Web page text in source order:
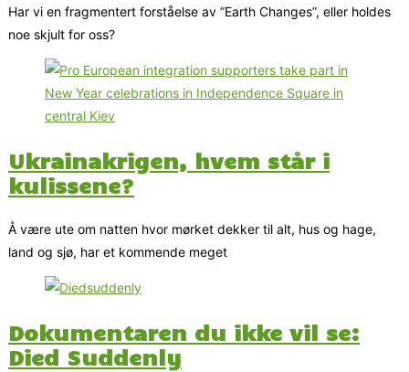
Har vi en fragmentert forståelse av ”Earth Changes”, eller holdes
noe skjult for oss?
Ukrainakrigen, hvem står i
kulissene?
Å være ute om natten hvor mørket dekker til alt, hus og hage,
land og sjø, har et kommende meget
Dokumentaren du ikke vil se:
Died Suddenly